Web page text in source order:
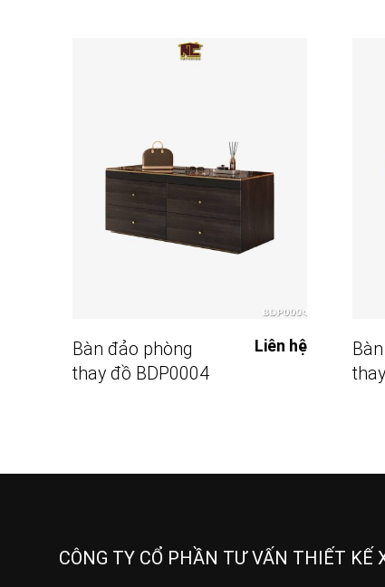
Bàn đảo phòng
thay đồ BDP0004
Liên hệ
CÔNG TY CỔ PHẦN TƯ VẤN THIẾT KẾ